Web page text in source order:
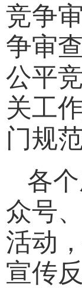
竞争
争审
公平
关工
门规
各
众号
活动
宣传